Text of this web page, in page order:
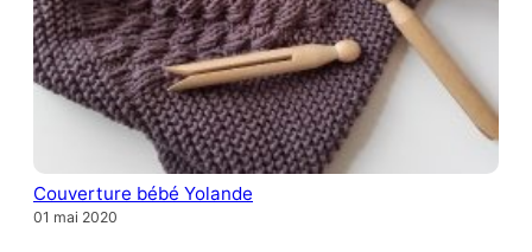
Couverture bébé Yolande
01 mai 2020